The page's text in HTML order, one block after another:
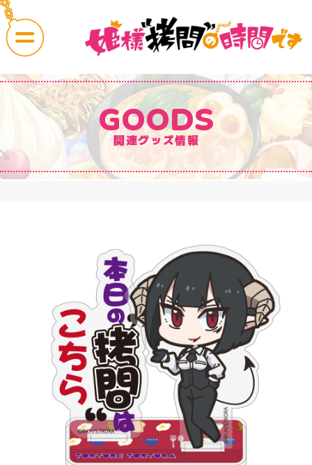
放送・配信情報
Story Character
キャラクター
Music
主題歌情報
Staff&Cast
スタッフ&キャスト
Movie
ムービー
Blu-ray
パッケージ情報
Goods
関連グッズ情報
Comics
原作コミックス
CAST
COMMENT
GOODS
関連グッズ情報